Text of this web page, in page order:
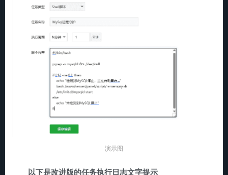
演示图
以下是改进版的任务执行日志文字提示